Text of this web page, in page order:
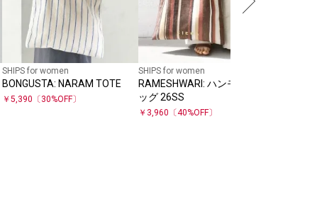
SHIPS for women
BONGUSTA: NARAM TOTE
￥ 5,390 〔30%OFF〕
SHIPS for women
RAMESHWARI: ハンモック バ
ッグ 26SS
￥ 3,960 〔40%OFF〕